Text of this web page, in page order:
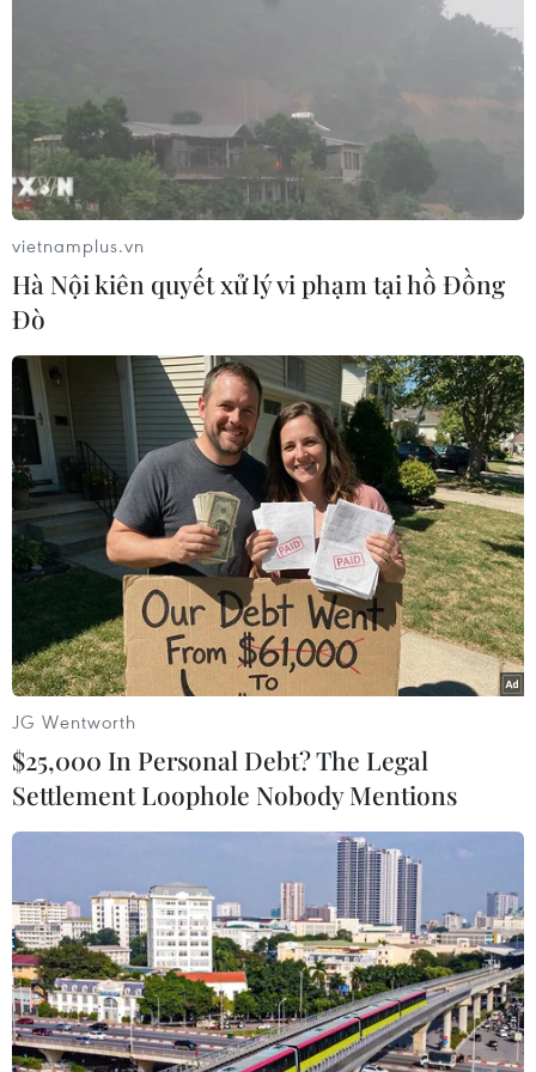
Cuộc chiến thương mại Trung-Mỹ đang
trong giai đoạn căng thẳng nhất
19/05/2019 11:04
Theo giáo sư Lưu Anh, việc Mỹ nâng mức thuế quan với
hàng hóa Trung Quốc đi ngược lại nhận thức chung mà
hai nước đạt được về thúc đẩy đàm phán thương mại.
Vẫn còn hy vọng cho cuộc chiến thương
mại Mỹ-Trung?
vietnamplus.vn
Hà Nội kiên quyết xử lý vi phạm tại hồ Đồng
Đò
JG Wentworth
$25,000 In Personal Debt? The Legal
Settlement Loophole Nobody Mentions